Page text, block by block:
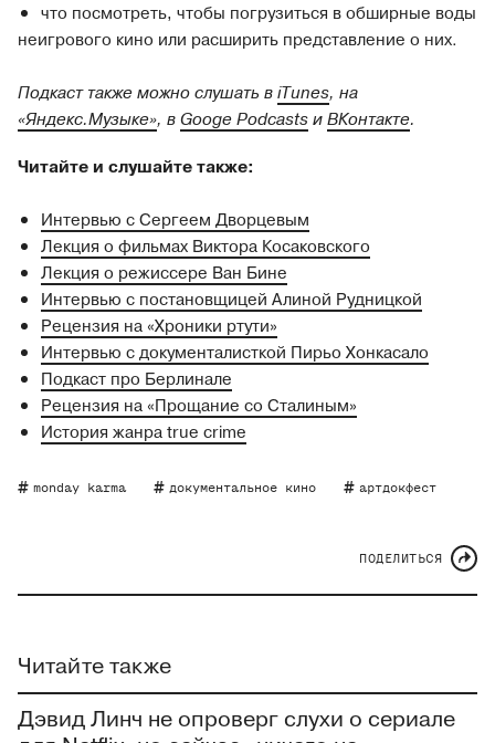
что посмотреть, чтобы погрузиться в обширные воды
неигрового кино или расширить представление о них.
Подкаст также можно слушать вiTunes, на
«Яндекс.Музыке», вGooge PodcastsиВКонтакте.
Читайте и слушайте также:
Интервью с Сергеем Дворцевым
Лекция о фильмах Виктора Косаковского
Лекция о режиссере Ван Бине
Интервью с постановщицей Алиной Рудницкой
Рецензия на «Хроники ртути»
Интервью с документалисткой Пирьо Хонкасало
Подкаст про Берлинале
Рецензия на «Прощание со Сталиным»
История жанра true crime
monday karma документальное кино артдокфест
ПОДЕЛИТЬСЯ
Читайте также
Дэвид Линч не опроверг слухи о сериале